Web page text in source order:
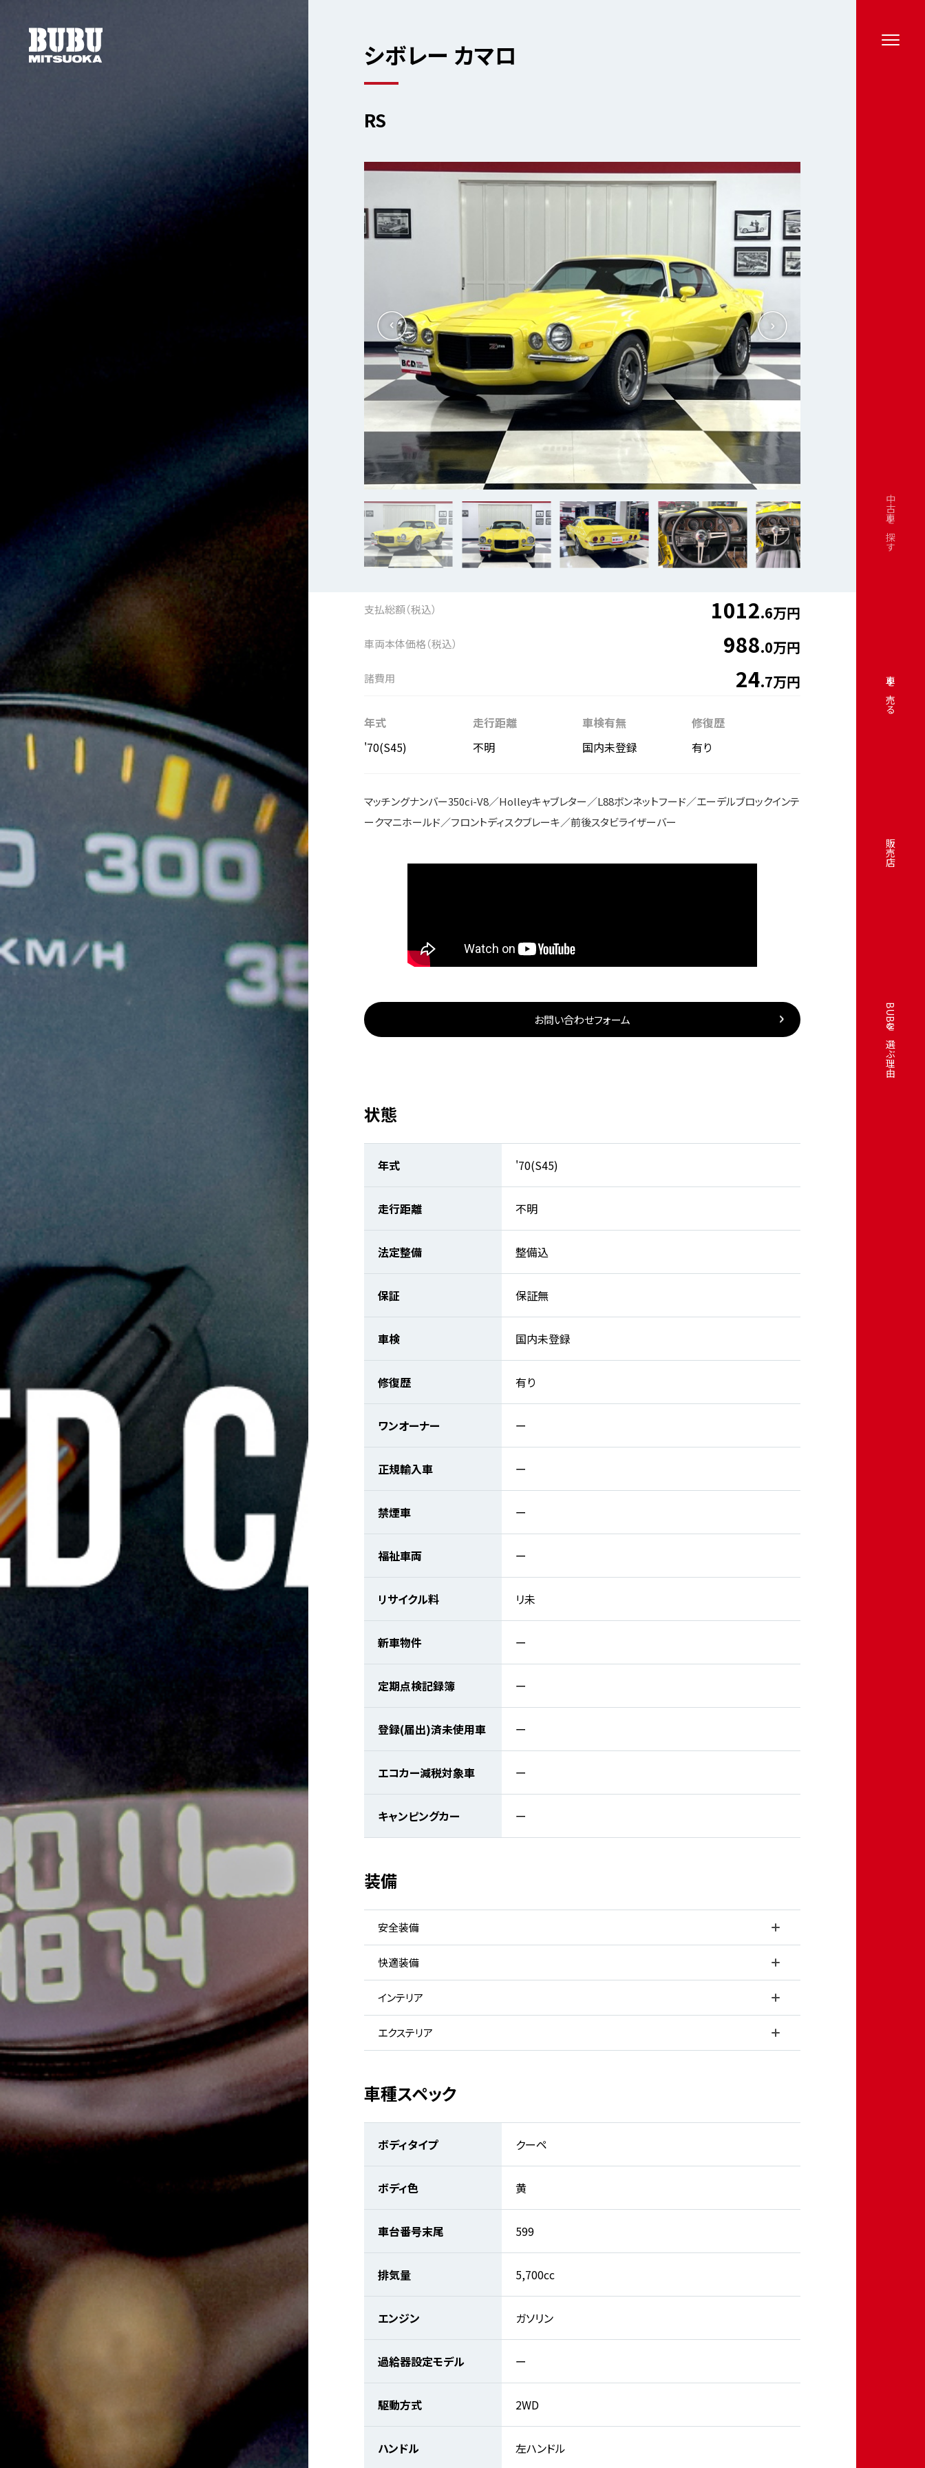
中古車を探す
車を売る
販売店
BUBUを選ぶ理由
シボレー カマロ
RS
支払総額（税込） 1012.6万円
車両本体価格（税込） 988.0万円
諸費用 24.7万円
年式
'70(S45)
走行距離
不明
車検有無
国内未登録
修復歴
有り
マッチングナンバー350ci-V8／Holleyキャブレター／L88ボンネットフード／エーデルブロックインテ
ークマニホールド／フロントディスクブレーキ／前後スタビライザーバー
お問い合わせフォーム
状態
年式 '70(S45)
走行距離 不明
法定整備 整備込
保証 保証無
車検 国内未登録
修復歴 有り
ワンオーナー ー
正規輸入車 ー
禁煙車 ー
福祉車両 ー
リサイクル料 リ未
新車物件 ー
定期点検記録簿 ー
登録(届出)済未使用車 ー
エコカー減税対象車 ー
キャンピングカー ー
装備
安全装備
快適装備
インテリア
エクステリア
車種スペック
ボディタイプ クーペ
ボディ色 黄
車台番号末尾 599
排気量 5,700cc
エンジン ガソリン
過給器設定モデル ー
駆動方式 2WD
ハンドル 左ハンドル